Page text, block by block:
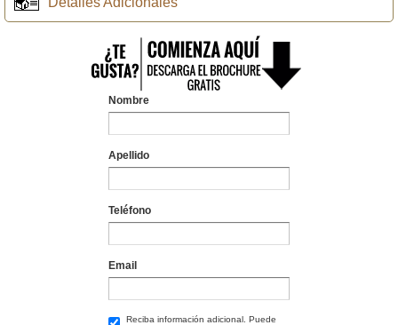
Nombre
Apellido
Teléfono
Email
Reciba información adicional. Puede